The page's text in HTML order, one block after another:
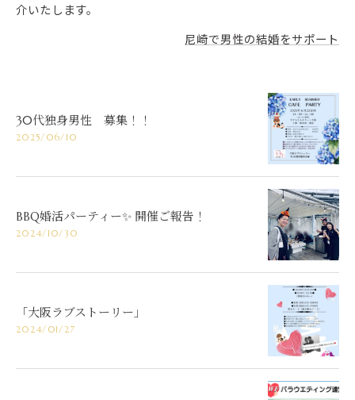
介いたします。
尼崎で男性の結婚をサポート
30代独身男性 募集！！
2025/06/10
BBQ婚活パーティー✨ 開催ご報告！
2024/10/30
「大阪ラブストーリー」
2024/01/27